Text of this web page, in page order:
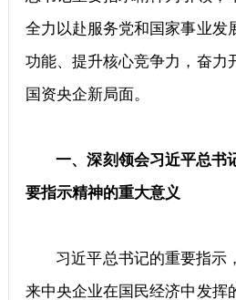
全力以赴服务党和国家事业发
功能、提升核心竞争力，奋力
国资央企新局面。
一、深刻领会习近平总书
要指示精神的重大意义
习近平总书记的重要指示
来中央企业在国民经济中发挥